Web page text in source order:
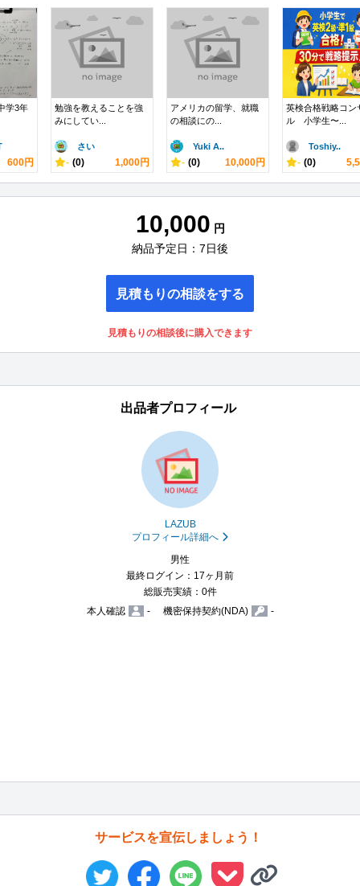
学3年
600円
勉強を教えることを強
みにしてい...
さい
- (0) 1,000円
アメリカの留学、就職
の相談にの...
Yuki A..
- (0) 10,000円
英検合格戦略コン
ル 小学生〜...
Toshiy..
- (0)
10,000 円
納品予定日：7日後
見積もりの相談をする
見積もりの相談後に購入できます
出品者プロフィール
LAZUB
プロフィール詳細へ
男性
最終ログイン：17ヶ月前
総販売実績：0件
本人確認
- 機密保持契約(NDA) -
サービスを宣伝しましょう！